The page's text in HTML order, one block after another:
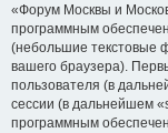
«Форум Москвы и
программным
(небольшие текстовые
вашего браузера).
пользователя (в
сессии (в дальнейшем
программным